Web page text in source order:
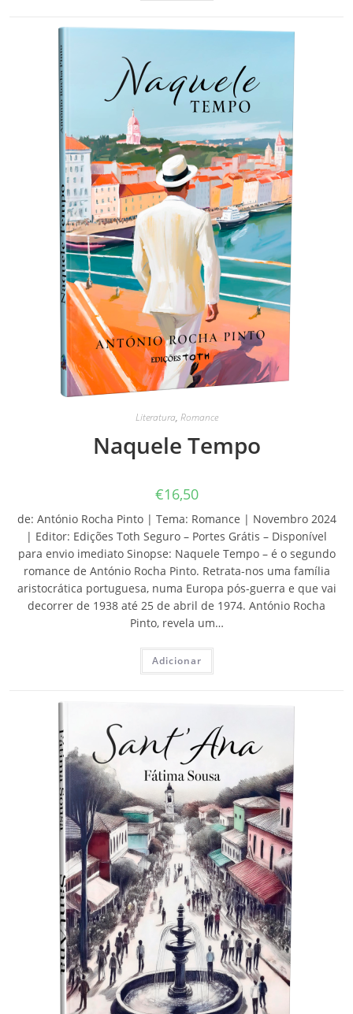
Literatura, Romance
Naquele Tempo
€16,50
de: António Rocha Pinto | Tema: Romance | Novembro 2024
| Editor: Edições Toth Seguro – Portes Grátis – Disponível
para envio imediato Sinopse: Naquele Tempo – é o segundo
romance de António Rocha Pinto. Retrata-nos uma família
aristocrática portuguesa, numa Europa pós-guerra e que vai
decorrer de 1938 até 25 de abril de 1974. António Rocha
Pinto, revela um…
Adicionar